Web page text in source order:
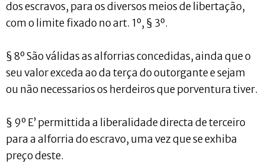
dos escravos, para os diversos meios de libertação,
com o limite fixado no art. 1º, § 3º.
§ 8º São válidas as alforrias concedidas, ainda que o
seu valor exceda ao da terça do outorgante e sejam
ou não necessarios os herdeiros que porventura tiver.
§ 9º E’ permittida a liberalidade directa de terceiro
para a alforria do escravo, uma vez que se exhiba
preço deste.